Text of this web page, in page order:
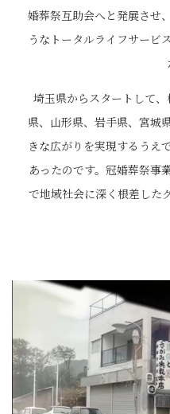
婚葬祭互助会へと発展させ
うなトータルライフサービ
埼玉県からスタートして
県、山形県、岩手県、宮城
きな広がりを実現するうえ
あったのです。冠婚葬祭事
で地域社会に深く根差した